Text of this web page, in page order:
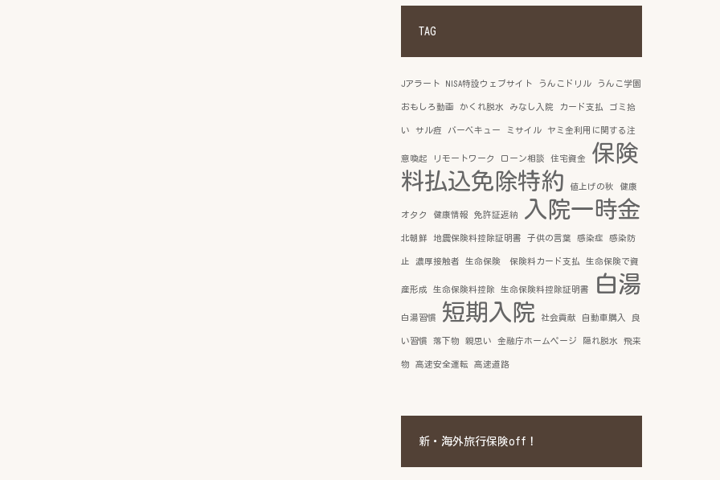
TAG
Jアラート NISA特設ウェブサイト うんこドリル うんこ学園
おもしろ動画 かくれ脱水 みなし入院 カード支払 ゴミ拾
い サル痘 バーベキュー ミサイル ヤミ金利用に関する注
意喚起 リモートワーク ローン相談 住宅資金
保険
料払込免除特約
値上げの秋 健康
オタク 健康情報 免許証返納 入院一時金
北朝鮮 地震保険料控除証明書 子供の言葉 感染症 感染防
止 濃厚接触者 生命保険 保険料カード支払 生命保険で資
産形成 生命保険料控除 生命保険料控除証明書 白湯
白湯習慣 短期入院 社会貢献 自動車購入 良
い習慣 落下物 親思い 金融庁ホームページ 隠れ脱水 飛来
物 高速安全運転 高速道路
新・海外旅行保険off！